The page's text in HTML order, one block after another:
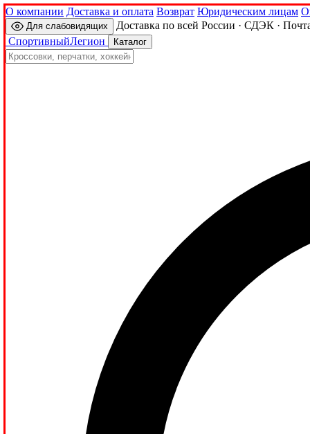
О компании Доставка и оплата Возврат Юридическим лицам
Для слабовидящих
Доставка по всей России · СДЭК ·
СпортивныйЛегион Каталог